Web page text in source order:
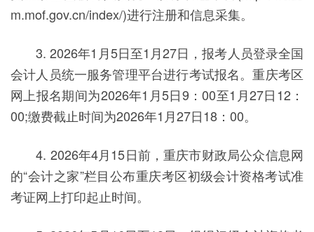
m.mof.gov.cn/index/)进行注册和信息采集。
3. 2026年1月5日至1月27日，报考人员登录全国
会计人员统一服务管理平台进行考试报名。重庆考区
网上报名期间为2026年1月5日9：00至1月27日12：
00;缴费截止时间为2026年1月27日18：00。
4. 2026年4月15日前，重庆市财政局公众信息网
的“会计之家”栏目公布重庆考区初级会计资格考试准
考证网上打印起止时间。